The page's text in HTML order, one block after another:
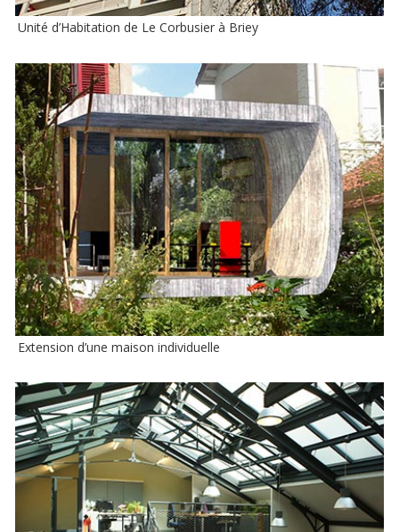
Unité d’Habitation de Le Corbusier à Briey
Extension d’une maison individuelle